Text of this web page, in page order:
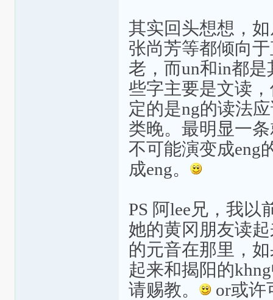
其实回头想想，
张尚芳等都倾向
老，而un和in都
些字主要是文读
定的是ng的读法
类晚。最明显一
不可能演变成eng
成eng。
PS 阿lee兄，我
她的黄冈朋友读
的元音在那里，
起来和揭阳的
请赐教。
or或许